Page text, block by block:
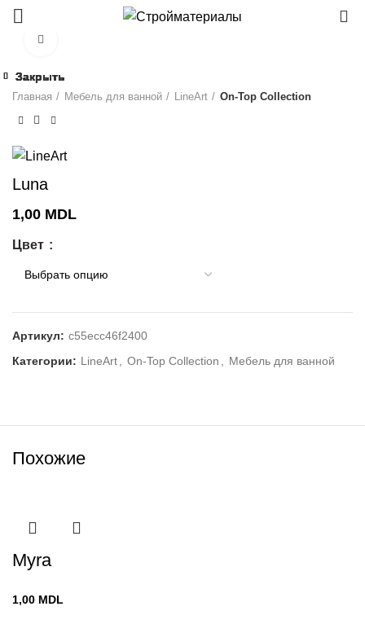
Главная Мебель для ванной LineArt On-Top Collection
Luna
1,00 MDL
Цвет
Артикул: c55ecc46f2400
Категории: LineArt, On-Top Collection , Мебель для ванной
Похожие
Закрыть
Myra
1,00 MDL
Закрыть
Закрыть
Закрыть
Закрыть
Закрыть
Закрыть
Закрыть